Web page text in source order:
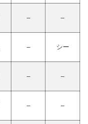
– –
– シー
– –
– –